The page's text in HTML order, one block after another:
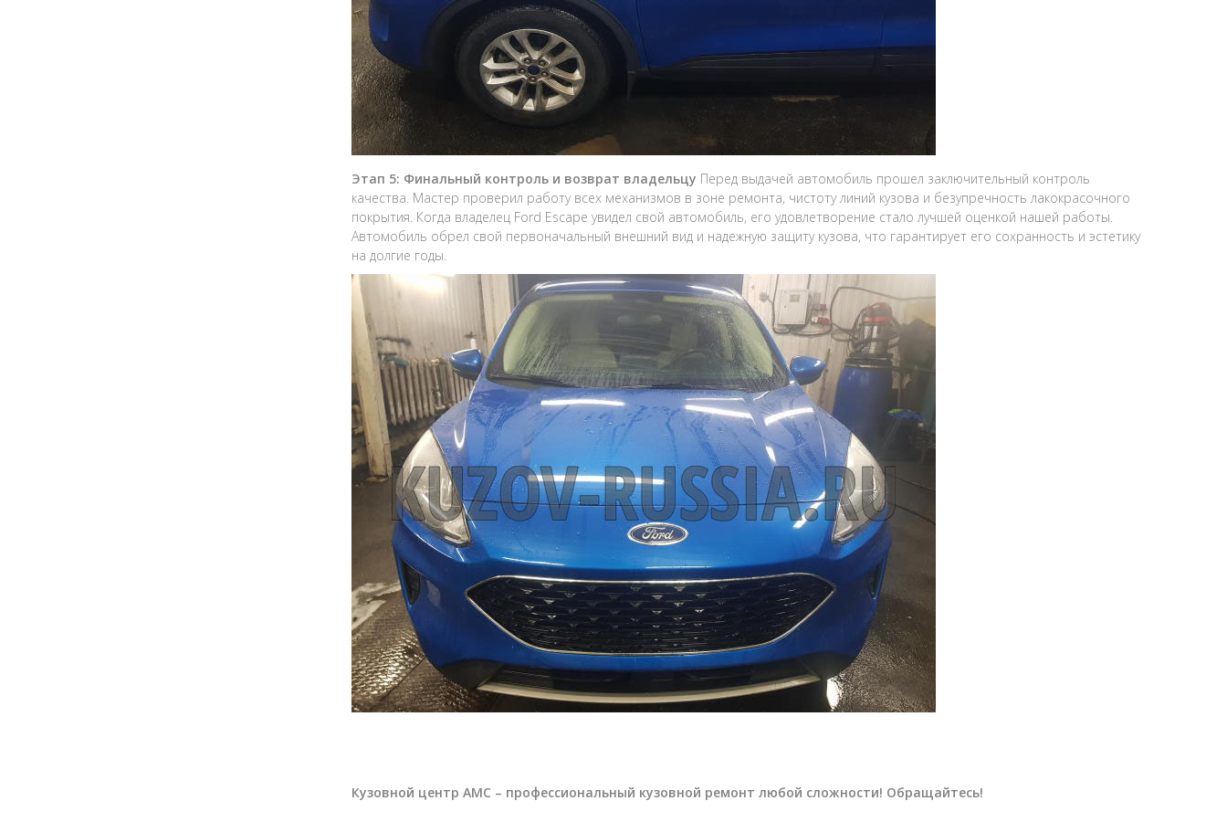
Этап 5: Финальный контроль и возврат владельцу Перед выдачей автомобиль прошел заключительный контроль
качества. Мастер проверил работу всех механизмов в зоне ремонта, чистоту линий кузова и безупречность лакокрасочного
покрытия. Когда владелец Ford Escape увидел свой автомобиль, его удовлетворение стало лучшей оценкой нашей работы.
Автомобиль обрел свой первоначальный внешний вид и надежную защиту кузова, что гарантирует его сохранность и эстетику
на долгие годы.
Кузовной центр АМС – профессиональный кузовной ремонт любой сложности! Обращайтесь!